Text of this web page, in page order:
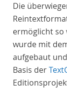
Die
ermöglicht so
wurde mit
aufgebaut
Basis der